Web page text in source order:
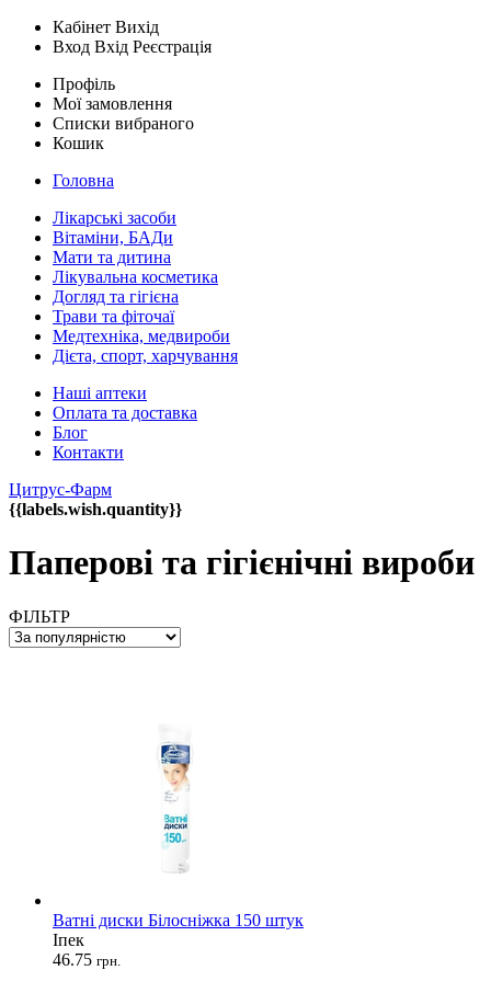
Кабінет Вихід
Вход Вхід Реєстрація
Профіль
Мої замовлення
Списки вибраного
Кошик
Головна
Лікарські засоби
Вітаміни, БАДи
Мати та дитина
Лікувальна косметика
Догляд та гігієна
Трави та фіточаї
Медтехніка, медвироби
Дієта, спорт, харчування
Наші аптеки
Оплата та доставка
Блог
Контакти
Цитрус-Фарм
{{labels.wish.quantity}}
Паперові та гігієнічні вироби
ФІЛЬТР
Ватні диски Білосніжка 150 штук
Іпек
46.75 грн.